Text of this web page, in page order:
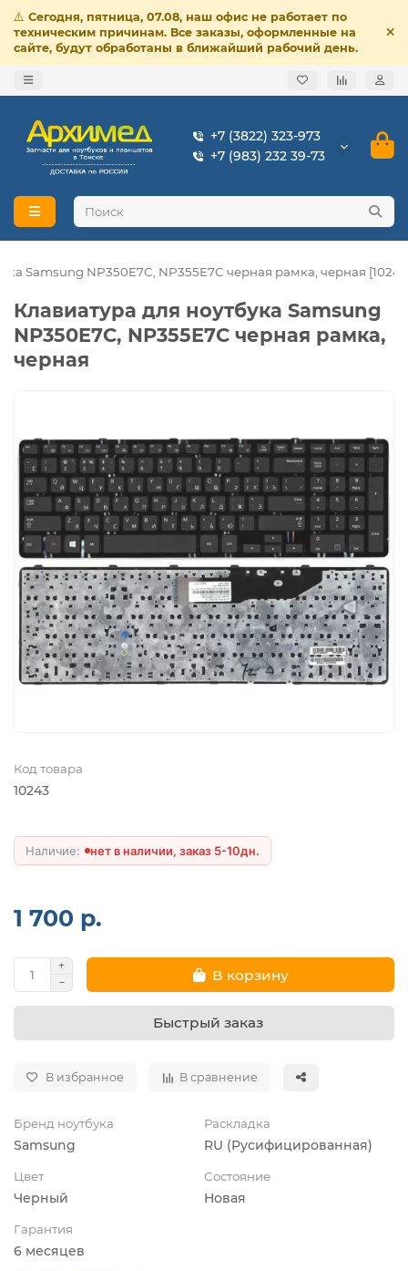
⚠️ Сегодня, пятница, 07.08, наш офис не работает по
техническим причинам. Все заказы, оформленные на
сайте, будут обработаны в ближайший рабочий день.
+7 (3822) 323-973
+7 (983) 232 39-73
Samsung NP350E7C, NP355E7C черная рамка, черная
Клавиатура для ноутбука Samsung
NP350E7C, NP355E7C черная рамка,
черная
Код товара
10243
нет в наличии, заказ 5-10дн.
1 700 р.
В корзину
Быстрый заказ
В избранное В сравнение
Бренд ноутбука
Samsung
Раскладка
RU (Русифицированная)
Цвет
Черный
Состояние
Новая
Гарантия
6 месяцев